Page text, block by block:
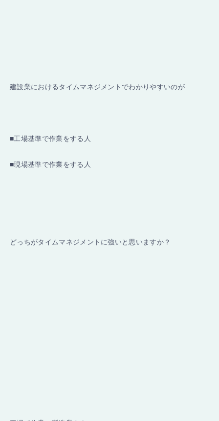
建設業におけるタイムマネジメントでわかりやすいのが
■工場基準で作業をする人
■現場基準で作業をする人
どっちがタイムマネジメントに強いと思いますか？